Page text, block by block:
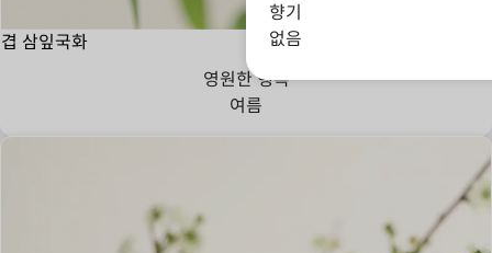
겹 삼잎국화
영원한 행복
여름
향기
없음